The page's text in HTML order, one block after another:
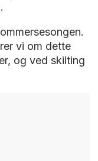
vi om dette
og ved skilting